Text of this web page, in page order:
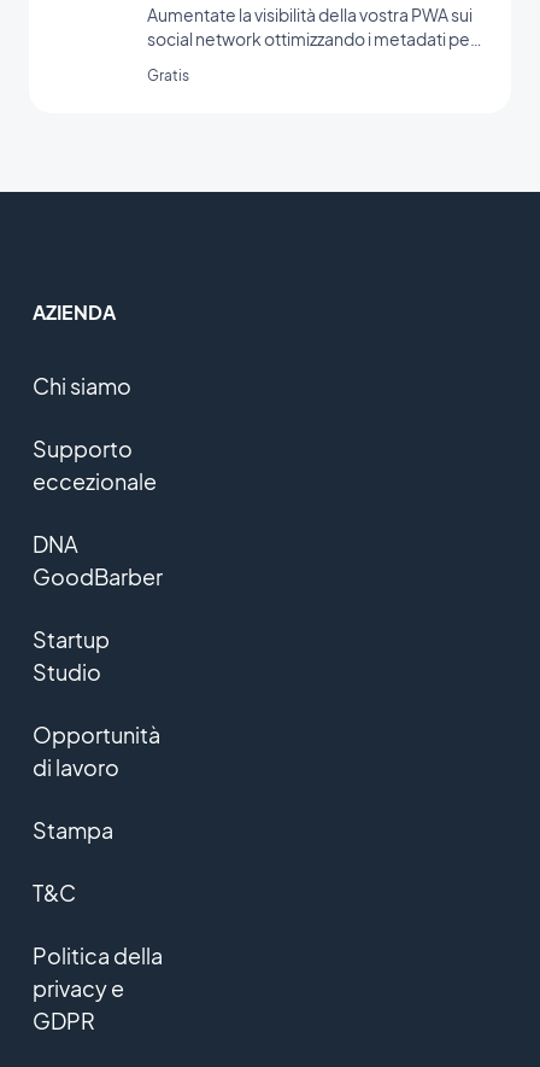
Aumentate la visibilità della vostra PWA sui
social network ottimizzando i metadati per
Gratis
AZIENDA
Chi siamo
Supporto
eccezionale
DNA
GoodBarber
Startup
Studio
Opportunità
di lavoro
Stampa
T&C
Politica della
privacy e
GDPR